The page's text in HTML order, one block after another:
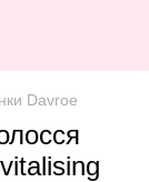
Davroe